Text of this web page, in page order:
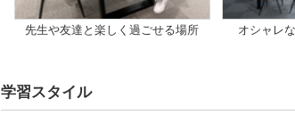
先生や友達と楽しく過ごせる場所 オシャレ
学習スタイル